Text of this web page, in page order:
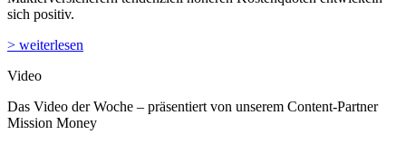
sich positiv.
> weiterlesen
Video
Das Video der Woche – präsentiert von unserem Content-Partner
Mission Money